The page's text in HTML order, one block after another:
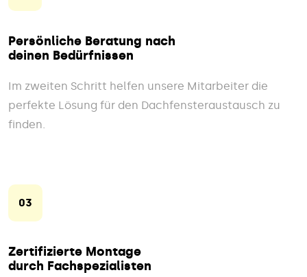
Persönliche Beratung nach
deinen Bedürfnissen
Im zweiten Schritt helfen unsere Mitarbeiter die
perfekte Lösung für den Dachfensteraustausch zu
finden.
03
Zertifizierte Montage
durch Fachspezialisten